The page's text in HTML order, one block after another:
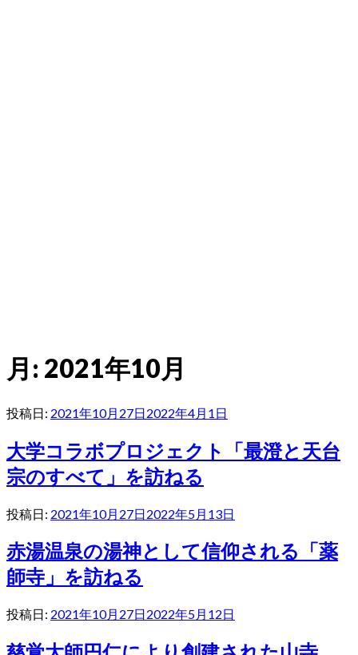
月: 2021年10月
投稿日: 2021年10月27日2022年4月1日
大学コラボプロジェクト「最澄と天台
宗のすべて」を訪ねる
投稿日: 2021年10月27日2022年5月13日
赤湯温泉の湯神として信仰される「薬
師寺」を訪ねる
投稿日: 2021年10月27日2022年5月12日